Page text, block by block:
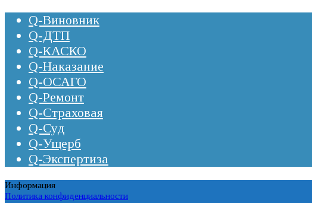
Q-Виновник
Q-ДТП
Q-КАСКО
Q-Наказание
Q-ОСАГО
Q-Ремонт
Q-Страховая
Q-Суд
Q-Ущерб
Q-Экспертиза
Информация
Политика конфиденциальности